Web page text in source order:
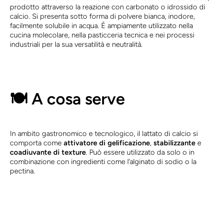
prodotto attraverso la reazione con carbonato o idrossido di
calcio. Si presenta sotto forma di polvere bianca, inodore,
facilmente solubile in acqua. È ampiamente utilizzato nella
cucina molecolare, nella pasticceria tecnica e nei processi
industriali per la sua versatilità e neutralità.
🍽️ A cosa serve
In ambito gastronomico e tecnologico, il lattato di calcio si
comporta come attivatore di gelificazione, stabilizzante e
coadiuvante di texture. Può essere utilizzato da solo o in
combinazione con ingredienti come l’alginato di sodio o la
pectina.